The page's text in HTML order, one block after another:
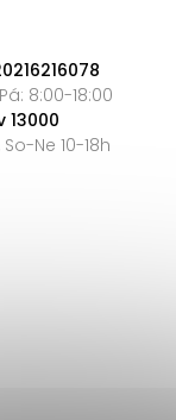
8:00-18:00
13000
Ne 10-18h